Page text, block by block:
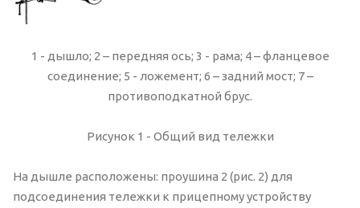
1 - дышло; 2 – передняя ось; 3 - рама; 4 – фланцевое
соединение; 5 - ложемент; 6 – задний мост; 7 –
противоподкатной брус.
Рисунок 1 - Общий вид тележки
На дышле расположены: проушина 2 (рис. 2) для
подсоединения тележки к прицепному устройству